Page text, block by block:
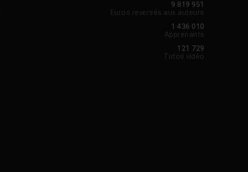
9 819 951
Euros reversés aux auteurs
1 436 010
Apprenants
121 729
Tutos vidéo